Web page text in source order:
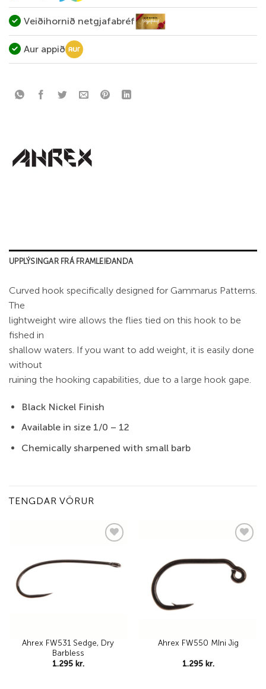
Veiðihornið netgjafabréf
Aur appið
UPPLÝSINGAR FRÁ FRAMLEIÐANDA
Curved hook specifically designed for Gammarus Patterns.
The
lightweight wire allows the flies tied on this hook to be
fished in
shallow waters. If you want to add weight, it is easily done
without
ruining the hooking capabilities, due to a large hook gape.
Black Nickel Finish
Available in size 1/0 – 12
Chemically sharpened with small barb
TENGDAR VÖRUR
Ahrex FW531 Sedge, Dry
Barbless
1.295 kr.
wishlist
Ahrex FW550 MIni Jig
1.295 kr.